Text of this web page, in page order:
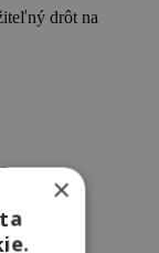
drôt na
×